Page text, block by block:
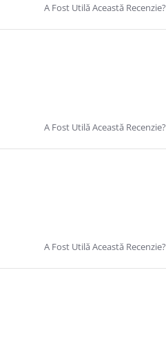
A Fost Utilă Această Recenzie?
A Fost Utilă Această Recenzie?
A Fost Utilă Această Recenzie?